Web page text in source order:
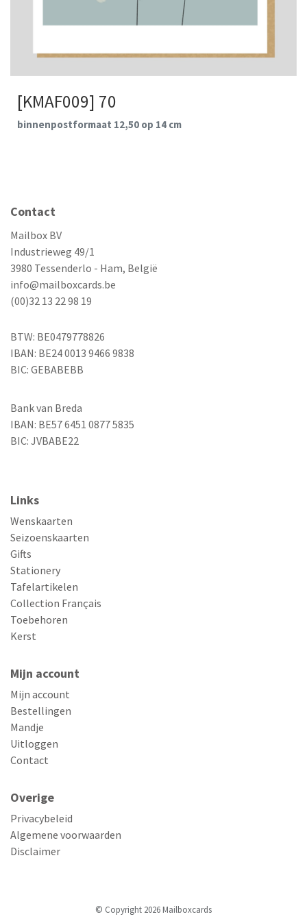
[KMAF009] 70
binnenpostformaat 12,50 op 14 cm
Contact
Mailbox BV
Industrieweg 49/1
3980 Tessenderlo - Ham, België
info@mailboxcards.be
(00)32 13 22 98 19
BTW: BE0479778826
IBAN: BE24 0013 9466 9838
BIC: GEBABEBB
Bank van Breda
IBAN: BE57 6451 0877 5835
BIC: JVBABE22
Links
Wenskaarten
Seizoenskaarten
Gifts
Stationery
Tafelartikelen
Collection Français
Toebehoren
Kerst
Mijn account
Mijn account
Bestellingen
Mandje
Uitloggen
Contact
Overige
Privacybeleid
Algemene voorwaarden
Disclaimer
© Copyright 2026 Mailboxcards